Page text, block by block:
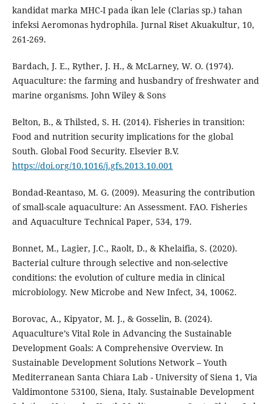
kandidat marka MHC-I pada ikan lele (Clarias sp.) tahan
infeksi Aeromonas hydrophila. Jurnal Riset Akuakultur, 10,
261-269.
Bardach, J. E., Ryther, J. H., & McLarney, W. O. (1974).
Aquaculture: the farming and husbandry of freshwater and
marine organisms. John Wiley & Sons
Belton, B., & Thilsted, S. H. (2014). Fisheries in transition:
Food and nutrition security implications for the global
South. Global Food Security. Elsevier B.V.
https://doi.org/10.1016/j.gfs.2013.10.001
Bondad-Reantaso, M. G. (2009). Measuring the contribution
of small-scale aquaculture: An Assessment. FAO. Fisheries
and Aquaculture Technical Paper, 534, 179.
Bonnet, M., Lagier, J.C., Raolt, D., & Khelaifia, S. (2020).
Bacterial culture through selective and non-selective
conditions: the evolution of culture media in clinical
microbiology. New Microbe and New Infect, 34, 10062.
Borovac, A., Kipyator, M. J., & Gosselin, B. (2024).
Aquaculture’s Vital Role in Advancing the Sustainable
Development Goals: A Comprehensive Overview. In
Sustainable Development Solutions Network – Youth
Mediterranean Santa Chiara Lab - University of Siena 1, Via
Valdimontone 53100, Siena, Italy. Sustainable Development